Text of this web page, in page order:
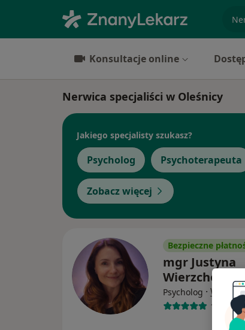
Konsultacje online
Nerwica specjaliści w Oleśnicy
Jakiego specjalisty szukasz?
Psycholog Psychoterapeuta
Zobacz więcej
Bezpieczne
mgr Justyna
Psycholog · Więcej
12 opinii